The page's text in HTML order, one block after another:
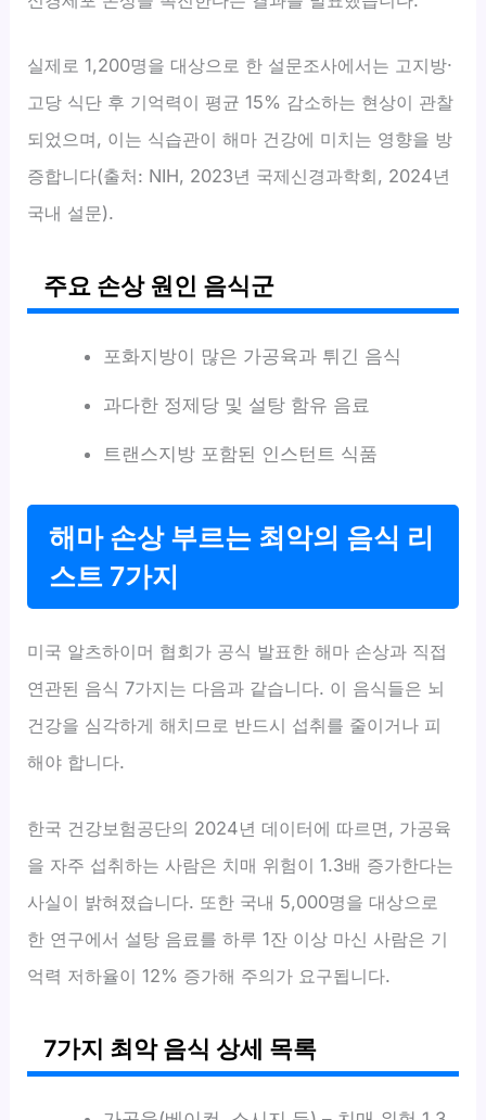
실제로 1,200명을 대상으로 한 설문조사에서는 고지방·
고당 식단 후 기억력이 평균 15% 감소하는 현상이 관찰
되었으며, 이는 식습관이 해마 건강에 미치는 영향을 방
증합니다(출처: NIH, 2023년 국제신경과학회, 2024년
국내 설문).
주요 손상 원인 음식군
포화지방이 많은 가공육과 튀긴 음식
과다한 정제당 및 설탕 함유 음료
트랜스지방 포함된 인스턴트 식품
해마 손상 부르는 최악의 음식 리
스트 7가지
미국 알츠하이머 협회가 공식 발표한 해마 손상과 직접
연관된 음식 7가지는 다음과 같습니다. 이 음식들은 뇌
건강을 심각하게 해치므로 반드시 섭취를 줄이거나 피
해야 합니다.
한국 건강보험공단의 2024년 데이터에 따르면, 가공육
을 자주 섭취하는 사람은 치매 위험이 1.3배 증가한다는
사실이 밝혀졌습니다. 또한 국내 5,000명을 대상으로
한 연구에서 설탕 음료를 하루 1잔 이상 마신 사람은 기
억력 저하율이 12% 증가해 주의가 요구됩니다.
7가지 최악 음식 상세 목록